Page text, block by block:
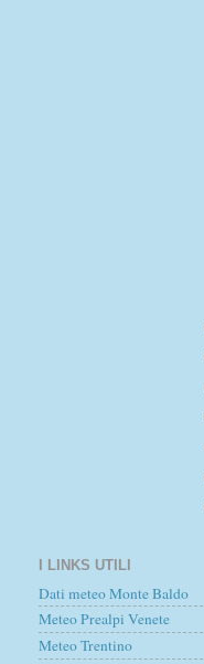
I LINKS UTILI
Dati meteo Monte Baldo
Meteo Prealpi Venete
Meteo Trentino